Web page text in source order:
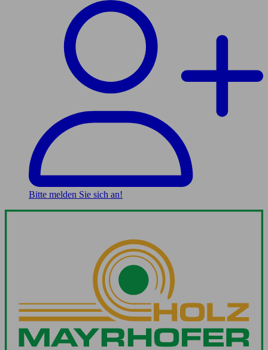
Bitte melden Sie sich an!